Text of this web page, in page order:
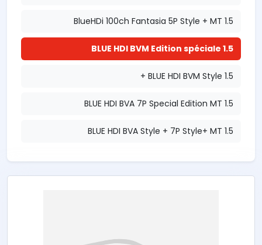
1.5 BlueHDi 100ch Fantasia 5P Style + MT
1.5 BLUE HDI BVM Edition spéciale
1.5 BLUE HDI BVM Style +
1.5 BLUE HDI BVA 7P Special Edition MT
1.5 BLUE HDI BVA Style + 7P Style+ MT